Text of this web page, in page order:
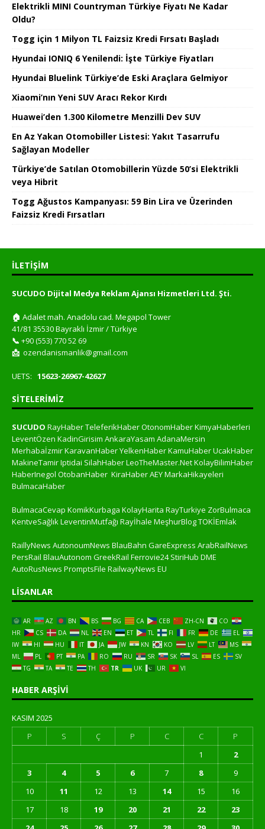
Elektrikli MINI Countryman Türkiye Fiyatı Ne Kadar
Oldu?
Togg için 1 Milyon TL Faizsiz Kredi Fırsatı Başladı
Hyundai IONIQ 6 Yenilendi: İşte Türkiye Fiyatları
Hyundai Bluelink Türkiye’de Eski Araçlara Gelmiyor
Xiaomi’nın Yeni SUV Aracı Rekor Kırdı
Huawei’den 1.300 Kilometre Menzilli Dev SUV
En Az Yakan Otomobiller Listesi: Yakıt Tasarrufu
Sağlayan Modeller
Türkiye’de Satılan Otomobillerin Yüzde 50’si Elektrikli
veya Hibrit
Togg Ağustos Kampanyası: 59 Bin Lira ve Üzerinden
Faizsiz Kredi Fırsatları
İLETIŞIM
SUCUDO Dijital Medya Reklam Ajansı Hizmetleri Ltd. Şti.
🏠 Adalet mah. Anadolu cad. Megapol Tower
41/81 35530 Bayraklı İzmir / Türkiye
📞 +90 (553) 770 52 69
📩 ozendanismanlik@gmail.com
UETS: 15623-26967-42627
SITELERIMIZ
SUCUDO RayHaberTeleferikHaberOtonomHaberKimyaHaberleri
LeventÖzen KadinGirisim AnkaraYasam AdanaMersin
MerhabaİzmirKaravanHaberYelkenHaberKamuHaberUcakHaber
MakineTamirIptidai SilahHaberLeoTheMaster.NetKolayBilimHaber
HaberInegol OtobanHaber KiraHaberAEYMarkaHikayeleri
BulmacaHaber
BulmacaCevap KomikKurbaga KolayHarita RayTurkiye ZorBulmaca
KentveSağlıkLeventinMutfağı Rayİhale MeşhurBlogTOKİEmlak
RaillyNews AutonoumNews BlauBahn GareExpress ArabRailNews
PersRail BlauAutonom GreekRail Ferrovie24 StiriHub DME
AutoRusNews PromptsFile RailwayNews EU
LISANLAR
AR AZ BN BS BG CA CEB ZH-CN
CO
HR
CS DA NL EN ET TL FI FR DE
EL
IW
HI HU IT JA JW KN KO LV LT
MS
ML
PL PT PA RO RU SR SK SL ES
SV
TG
TA TE TH TR UK UR VI
HABER ARŞIVI
KASIM 2025
P
S Ç P C C
P
1
2
3
4 5 6 7 8
9
10
11 12 13 14 15
16
17
18 19 20 21 22
23